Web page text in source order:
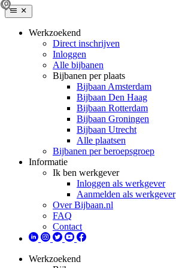
Werkzoekend
Direct inschrijven
Inloggen
Alle bijbanen
Bijbanen per plaats
Bijbaan Amsterdam
Bijbaan Den Haag
Bijbaan Rotterdam
Bijbaan Groningen
Bijbaan Utrecht
Alle plaatsen
Bijbanen per beroepsgroep
Informatie
Ik ben werkgever
Inloggen als werkgever
Aanmelden als werkgever
Over Bijbaan.nl
FAQ
Contact
Werkzoekend